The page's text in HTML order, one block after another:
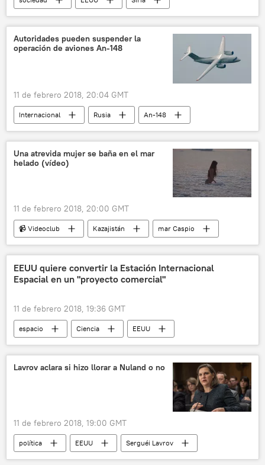
Bosnia Herzegovina
bitcóin
colapso
Playbuzz
Rusia noticias
Autoridades pueden suspender la
operación de aviones An-148
11 de febrero 2018, 20:04 GMT
Internacional Rusia
An-148
El siniestro del avión An-148 a las afueras de Moscú
noticias
Una atrevida mujer se baña en el mar
helado (vídeo)
11 de febrero 2018, 20:00 GMT
📹 Videoclub Kazajistán
mar Caspio
frío
natación de hielo
baño
mujeres
EEUU quiere convertir la Estación Internacional
Espacial en un "proyecto comercial"
11 de febrero 2018, 19:36 GMT
espacio Ciencia
EEUU
noticias
Lavrov aclara si hizo llorar a Nuland o no
11 de febrero 2018, 19:00 GMT
política EEUU
Serguéi Lavrov
Victoria Nuland
diplomáticos Rusia